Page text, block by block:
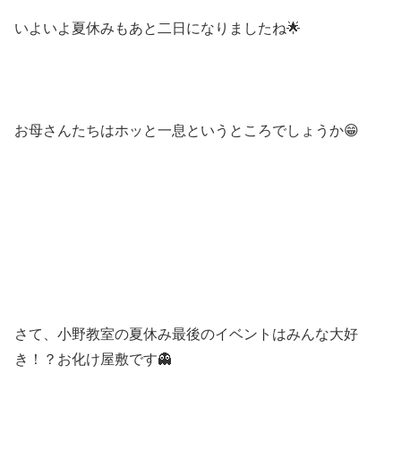
いよいよ夏休みもあと二日になりましたね🌟
お母さんたちはホッと一息というところでしょうか😁
さて、小野教室の夏休み最後のイベントはみんな大好
き！？お化け屋敷です👻